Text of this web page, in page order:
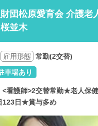
団松原愛育会 介護老
並木
雇用形態 常勤(2交替)
車場あり
<看護師>2交替常勤★老人保
123日★賞与多め